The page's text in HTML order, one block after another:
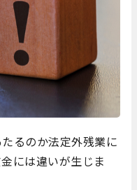
るのか法定外残業に
には違いが生じま